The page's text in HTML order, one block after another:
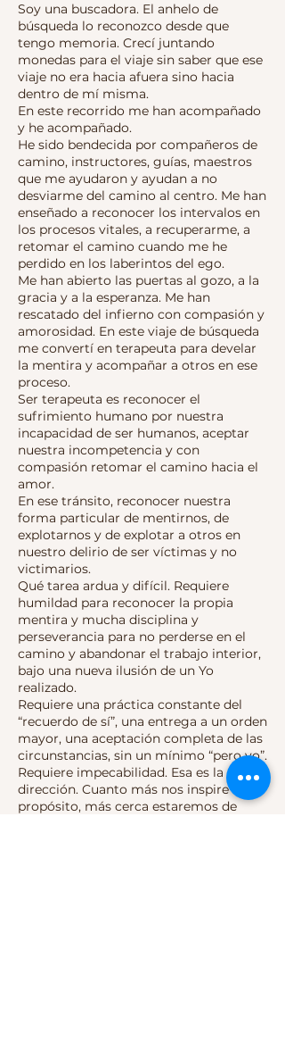
Soy una buscadora. El anhelo de
búsqueda lo reconozco desde que
tengo memoria. Crecí juntando
monedas para el viaje sin saber que ese
viaje no era hacia afuera sino hacia
dentro de mí misma.
En este recorrido me han acompañado
y he acompañado.
He sido bendecida por compañeros de
camino, instructores, guías, maestros
que me ayudaron y ayudan a no
desviarme del camino al centro. Me han
enseñado a reconocer los intervalos en
los procesos vitales, a recuperarme, a
retomar el camino cuando me he
perdido en los laberintos del ego.
Me han abierto las puertas al gozo, a la
gracia y a la esperanza. Me han
rescatado del infierno con compasión y
amorosidad. En este viaje de búsqueda
me convertí en terapeuta para develar
la mentira y acompañar a otros en ese
proceso.
Ser terapeuta es reconocer el
sufrimiento humano por nuestra
incapacidad de ser humanos, aceptar
nuestra incompetencia y con
compasión retomar el camino hacia el
amor.
En ese tránsito, reconocer nuestra
forma particular de mentirnos, de
explotarnos y de explotar a otros en
nuestro delirio de ser víctimas y no
victimarios.
Qué tarea ardua y difícil. Requiere
humildad para reconocer la propia
mentira y mucha disciplina y
perseverancia para no perderse en el
camino y abandonar el trabajo interior,
bajo una nueva ilusión de un Yo
realizado.
Requiere una práctica constante del
“recuerdo de sí”, una entrega a un orden
mayor, una aceptación completa de las
circunstancias, sin un mínimo “pero yo”.
Requiere impecabilidad. Esa es la
dirección. Cuanto más nos inspire ese
propósito, más cerca estaremos de